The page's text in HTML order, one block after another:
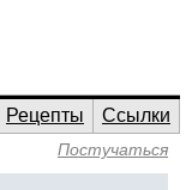
Рецепты
Ссылки
Постучаться